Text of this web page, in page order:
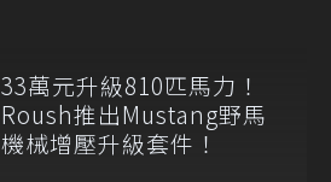
33萬元升級810匹馬力！
Roush推出Mustang野馬
機械增壓升級套件！